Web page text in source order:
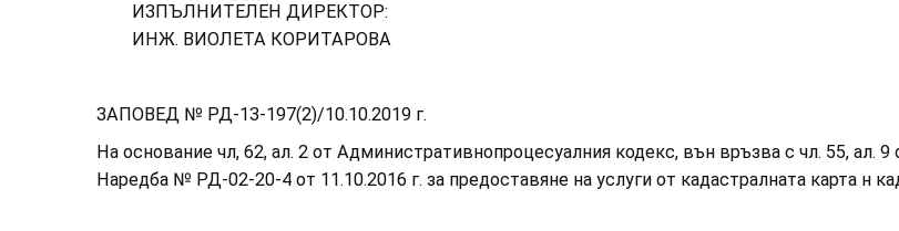
ИЗПЪЛНИТЕЛЕН ДИРЕКТОР:
ИНЖ. ВИОЛЕТА КОРИТАРОВА
ЗАПОВЕД № РД-13-197(2)/10.10.2019 г.
На основание чл, 62, ал. 2 от Административнопроцесуалния кодекс, вън връзва с чл. 55, ал.
Наредба № РД-02-20-4 от 11.10.2016 г. за предоставяне на услуги от кадастралната карта н